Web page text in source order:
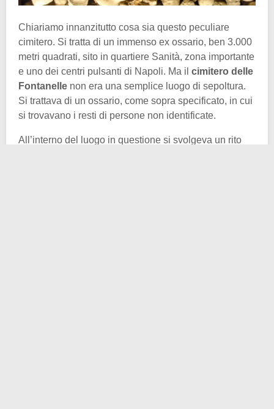
Chiariamo innanzitutto cosa sia questo peculiare
cimitero. Si tratta di un immenso ex ossario, ben 3.000
metri quadrati, sito in quartiere Sanità, zona importante
e uno dei centri pulsanti di Napoli. Ma il cimitero delle
Fontanelle non era una semplice luogo di sepoltura.
Si trattava di un ossario, come sopra specificato, in cui
si trovavano i resti di persone non identificate.
All’interno del luogo in questione si svolgeva un rito